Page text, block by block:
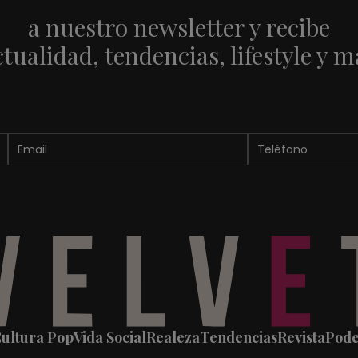
a nuestro newsletter y recibe
tendencias, lifestyle y
PopVida SocialRealezaTendenciasRevista